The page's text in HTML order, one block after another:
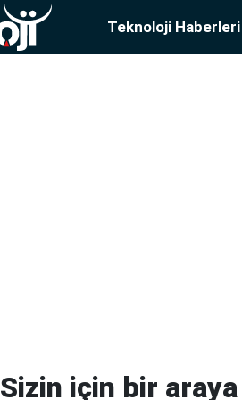
Teknoloji Haberleri
Sizin için bir